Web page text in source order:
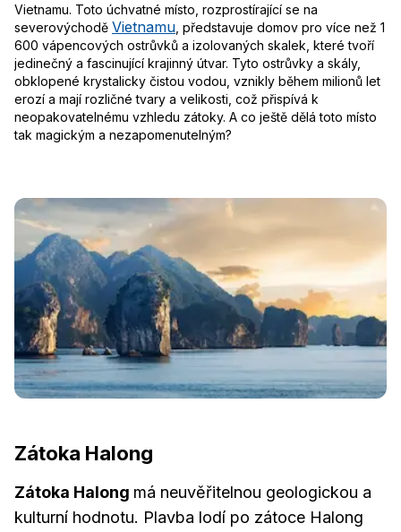
Vietnamu. Toto úchvatné místo, rozprostírající se na
severovýchodě Vietnamu , představuje domov pro více než 1
600 vápencových ostrůvků a izolovaných skalek, které tvoří
jedinečný a fascinující krajinný útvar. Tyto ostrůvky a skály,
obklopené krystalicky čistou vodou, vznikly během milionů let
erozí a mají rozličné tvary a velikosti, což přispívá k
neopakovatelnému vzhledu zátoky. A co ještě dělá toto místo
tak magickým a nezapomenutelným?
Zátoka Halong
Zátoka Halong má neuvěřitelnou geologickou a
kulturní hodnotu. Plavba lodí po zátoce Halong